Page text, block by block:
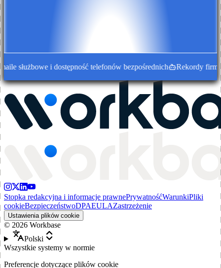
służbowe i dostępność telefonów bezpośrednich Rekordy firm
Stopka redakcyjna i informacje prawnePrywatnośćWarunkiPliki
cookieBezpieczeństwoDPAEULAZastrzeżenie
Ustawienia plików cookie
© 2026 Workbase
Polski
Wszystkie systemy w normie
Preferencje dotyczące plików cookie